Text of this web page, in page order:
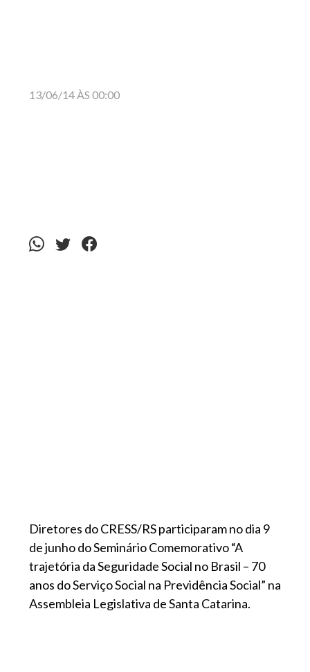
13/06/14 ÀS 00:00
Diretores do CRESS/RS participaram no dia 9
de junho do Seminário Comemorativo “A
trajetória da Seguridade Social no Brasil – 70
anos do Serviço Social na Previdência Social” na
Assembleia Legislativa de Santa Catarina.